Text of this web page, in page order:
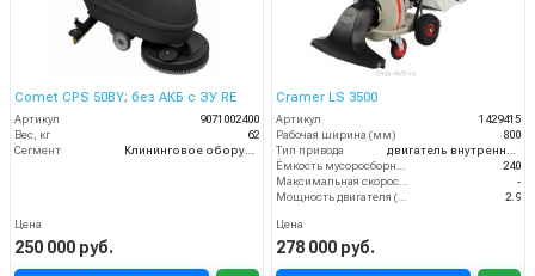
Comet CPS 50BY; без АКБ с ЗУ RE
Артикул
9071002400
Вес, кг
62
Сегмент
Клининговое оборудование
Цена
250 000 руб.
Cramer LS 3500
Артикул
1429415
Рабочая ширина (мм)
800
Тип привода
двигатель внутреннего сгорания
Ёмкость мусоросборника (л)
240
Максимальная скорость движения (км/ч)
-
Мощность двигателя (кВт)
2.9
Цена
278 000 руб.